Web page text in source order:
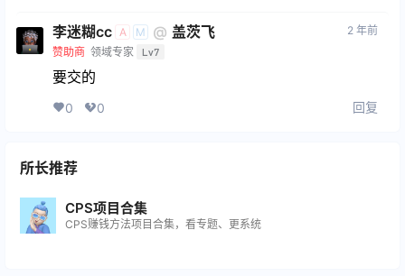
李迷糊cc A M @ 盖茨飞
赞助商 领域专家 Lv7
2 年前
要交的
0 0 回复
所长推荐
CPS项目合集
CPS赚钱方法项目合集，看专题、更系统